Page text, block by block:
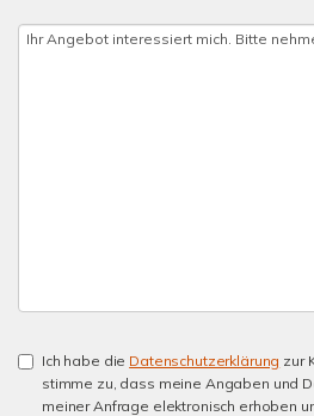
Ich habe die Datenschutzerklärung zur
stimme zu, dass meine Angaben und
meiner Anfrage elektronisch erhoben